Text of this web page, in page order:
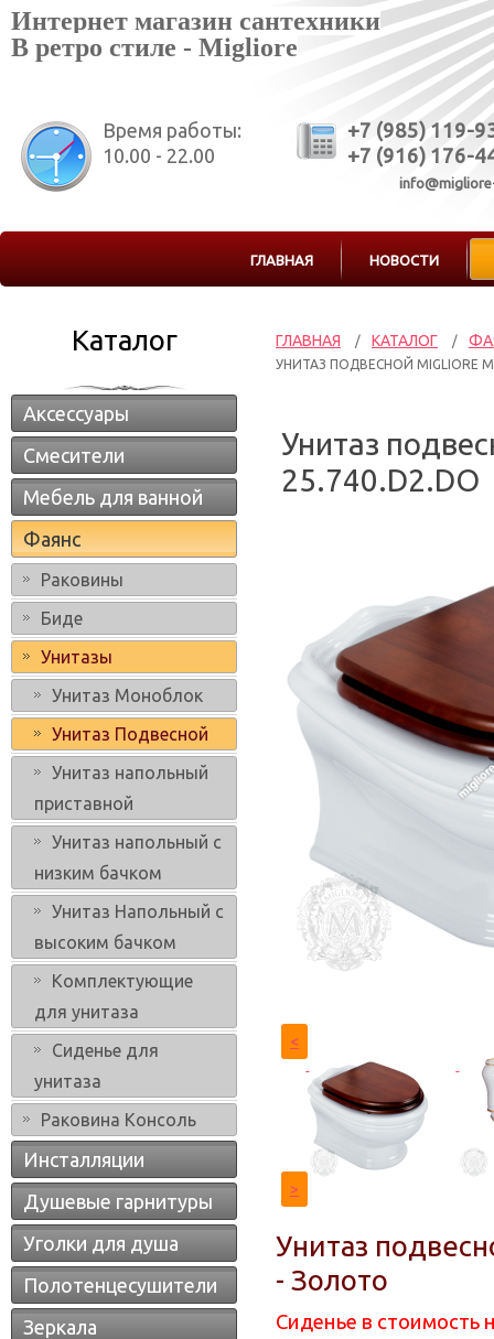
Интернет магазин сантехники
В ретро стиле - Migliore
Время работы:
10.00 - 22.00
+7 (985) 119-
+7 (916) 176-
ГЛАВНАЯ НОВОСТИ
Каталог
Аксессуары
Смесители
Мебель для ванной
Фаянс
Раковины
Биде
Унитазы
Унитаз Моноблок
Унитаз Подвесной
Унитаз напольный
приставной
Унитаз напольный с
низким бачком
Унитаз Напольный с
высоким бачком
Комплектующие
для унитаза
Сиденье для
унитаза
Раковина Консоль
Инсталляции
Душевые гарнитуры
Уголки для душа
Полотенцесушители
Зеркала
ГЛАВНАЯ / КАТАЛОГ /
УНИТАЗ ПОДВЕСНОЙ MIGLIORE
Унитаз
25.740.D2.DO
<
>
Унитаз
- Золото
Сиденье в стоимость